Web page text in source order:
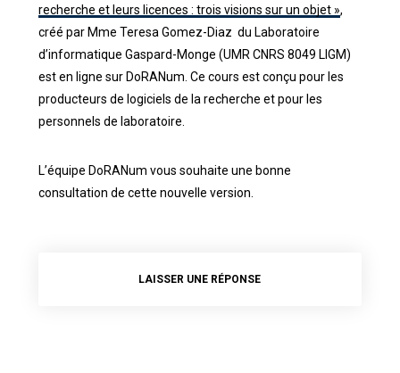
recherche et leurs licences : trois visions sur un objet »,
créé par Mme Teresa Gomez-Diaz du Laboratoire
d’informatique Gaspard-Monge (UMR CNRS 8049 LIGM)
est en ligne sur DoRANum. Ce cours est conçu pour les
producteurs de logiciels de la recherche et pour les
personnels de laboratoire.
L’équipe DoRANum vous souhaite une bonne
consultation de cette nouvelle version.
LAISSER UNE RÉPONSE